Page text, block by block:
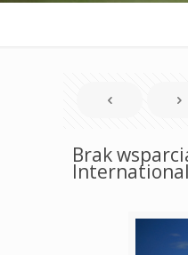
Brak
International